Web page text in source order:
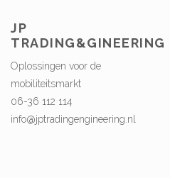
JP
TRADING&GINEERING
Oplossingen voor de
mobiliteitsmarkt
06-36 112 114
info@jptradingengineering.nl